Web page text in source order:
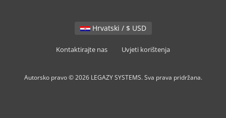
Hrvatski / $ USD
Kontaktirajte nas Uvjeti korištenja
Autorsko pravo © 2026 LEGAZY SYSTEMS. Sva prava pridržana.